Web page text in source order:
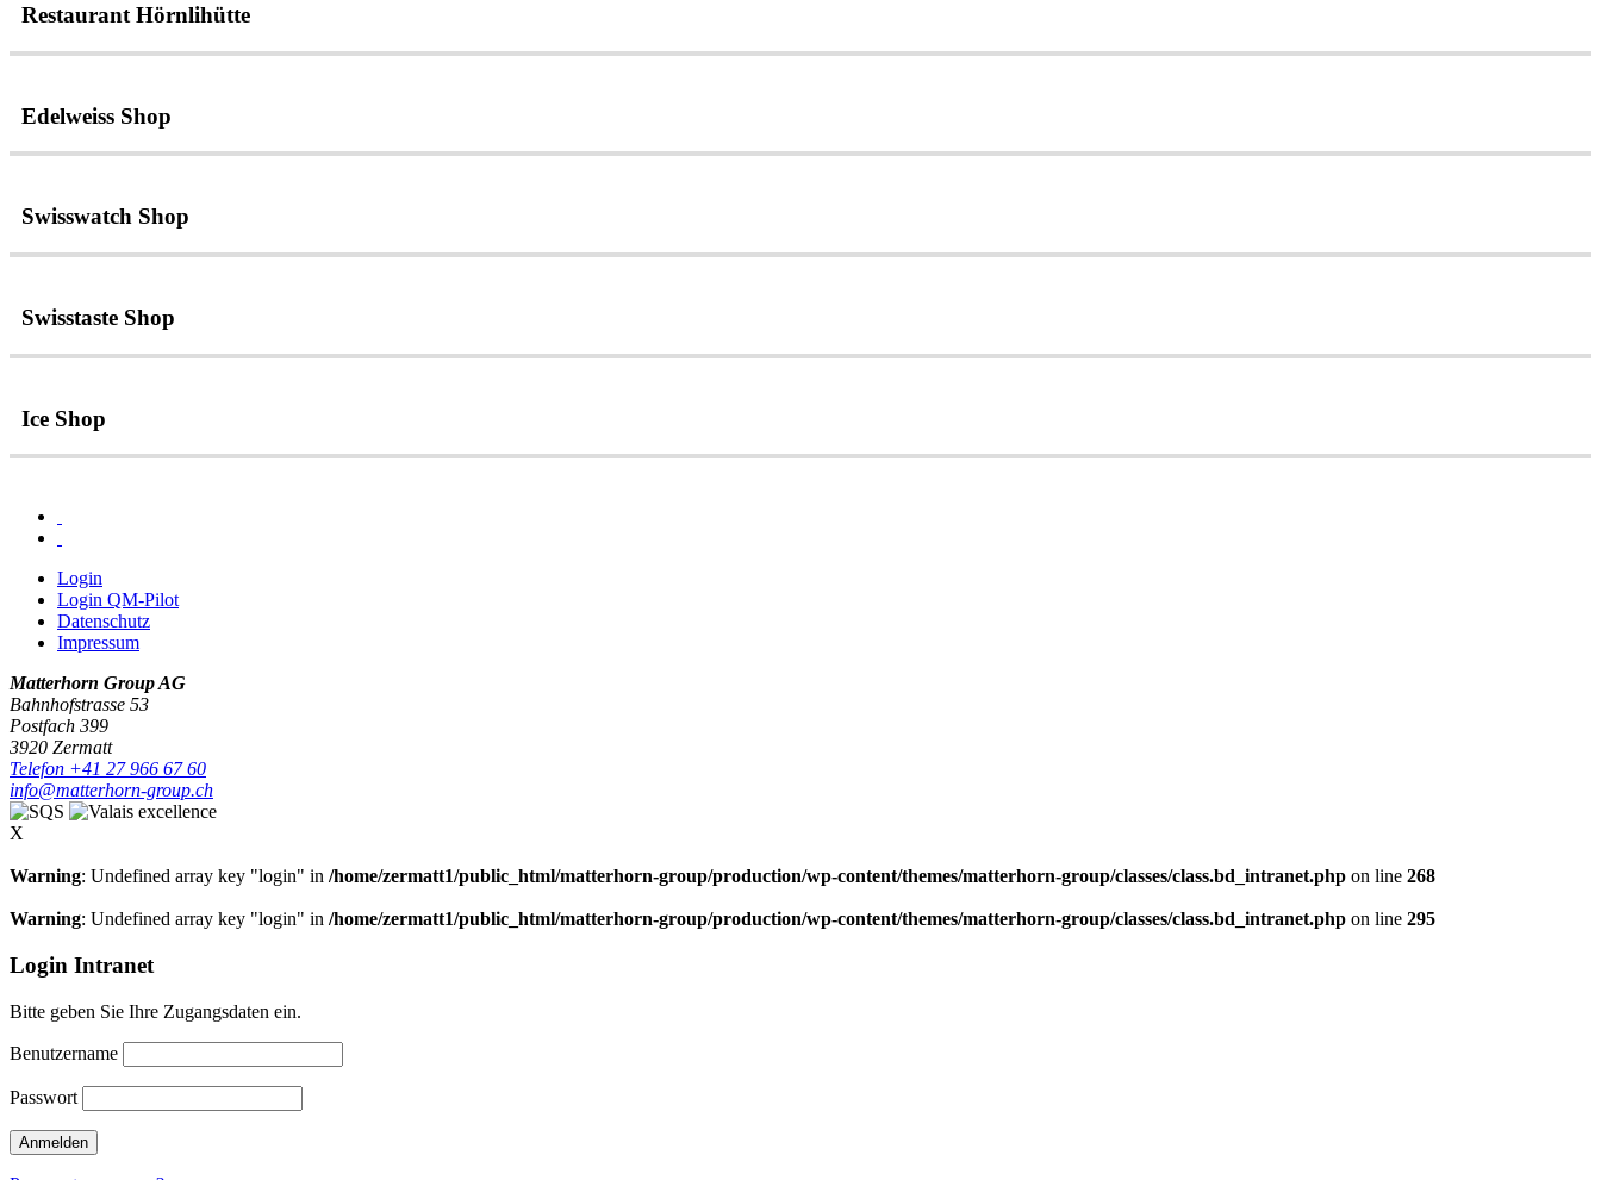
Restaurant Hörnlihütte
Edelweiss Shop
Swisswatch Shop
Swisstaste Shop
Ice Shop
Login
Login QM-Pilot
Datenschutz
Impressum
Matterhorn Group AG
Bahnhofstrasse 53
Postfach 399
3920 Zermatt
Telefon +41 27 966 67 60
info@matterhorn-group.ch
X
Warning: Undefined array key "login" in /home/zermatt1/public_html/matterhorn-group/production/wp-content/themes/matterhorn-group/classes/class.bd_intranet.php on line 268
Warning: Undefined array key "login" in /home/zermatt1/public_html/matterhorn-group/production/wp-content/themes/matterhorn-group/classes/class.bd_intranet.php on line 295
Login Intranet
Bitte geben Sie Ihre Zugangsdaten ein.
Benutzername
Passwort